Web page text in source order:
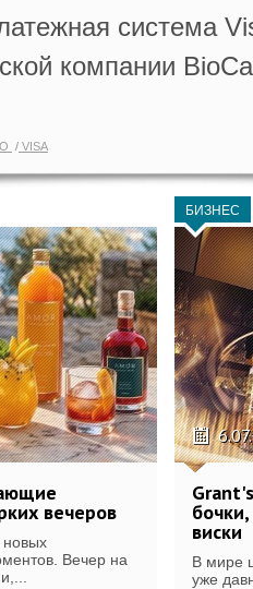
система
компании
VISA
вечеров
новых
Вечер на
БИЗНЕС
виски
В мире
уже